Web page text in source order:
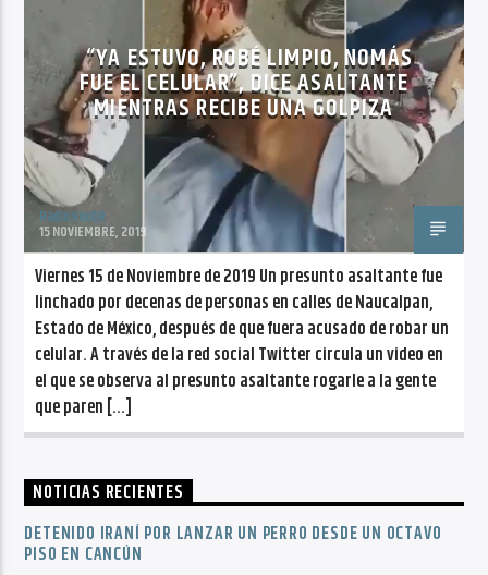
NO TITLES AVAILABLE
Radio VoxQR
“YA ESTUVO, ROBÉ LIMPIO, NOMÁS
FUE EL CELULAR”, DICE ASALTANTE
MIENTRAS RECIBE UNA GOLPIZA
Radio VoxQR
15 NOVIEMBRE, 2019
Viernes 15 de Noviembre de 2019 Un presunto asaltante fue
linchado por decenas de personas en calles de Naucalpan,
Estado de México, después de que fuera acusado de robar un
celular. A través de la red social Twitter circula un video en
el que se observa al presunto asaltante rogarle a la gente
que paren […]
NOTICIAS RECIENTES
DETENIDO IRANÍ POR LANZAR UN PERRO DESDE UN OCTAVO
PISO EN CANCÚN